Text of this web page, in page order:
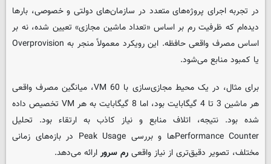
در تجربه اجرای پروژه‌های متعدد در سازمان‌های دولتی و خصوصی، بارها
دیده‌ام که ظرفیت رم بر اساس «تعداد ماشین مجازی» تعیین شده، نه بر
اساس مصرف واقعی حافظه. این رویکرد معمولاً منجر به Overprovision
یا کمبود منابع می‌شود.
برای مثال، در یک محیط مجازی‌سازی با 60 VM، میانگین مصرف واقعی
هر ماشین 3 تا 4 گیگابایت بود، اما 8 گیگابایت به هر VM تخصیص داده
شده بود. نتیجه، اتلاف منابع و نیاز کاذب به ارتقاء بود. تحلیل
Performance Counterها و بررسی Peak Usage در بازه‌های زمانی
مختلف، تصویر دقیق‌تری از نیاز واقعی رم سرورارائه می‌دهد.